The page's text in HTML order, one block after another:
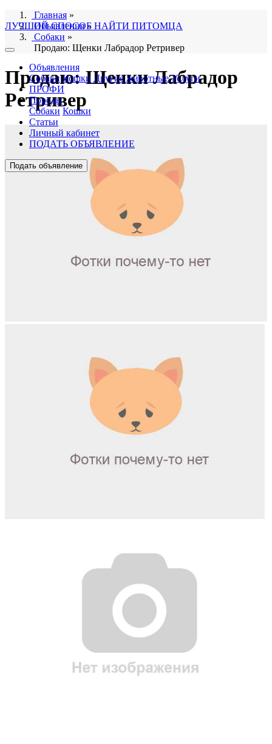
ЛУЧШИЙ СПОСОБ НАЙТИ ПИТОМЦА
Объявления
Собаки Кошки Другие животные Услуги
ПРОФИ
Породы
Собаки Кошки
Статьи
Личный кабинет
ПОДАТЬ ОБЪЯВЛЕНИЕ
Подать объявление
Главная »
Объявления»
Собаки »
Продаю: Щенки Лабрадор Ретривер
Продаю: Щенки Лабрадор
Ретривер